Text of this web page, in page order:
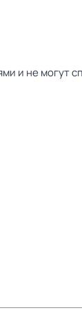
и не могут